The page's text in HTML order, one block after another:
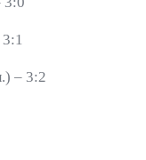
– 3:2